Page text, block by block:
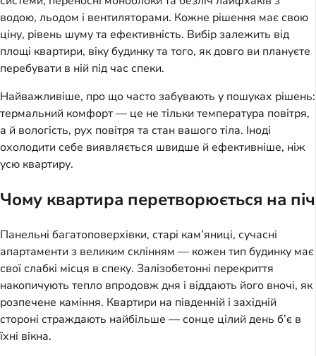
водою, льодом і вентиляторами. Кожне рішення має свою
ціну, рівень шуму та ефективність. Вибір залежить від
площі квартири, віку будинку та того, як довго ви плануєте
перебувати в ній під час спеки.
Найважливіше, про що часто забувають у пошуках рішень:
термальний комфорт — це не тільки температура повітря,
а й вологість, рух повітря та стан вашого тіла. Іноді
охолодити себе виявляється швидше й ефективніше, ніж
усю квартиру.
Чому квартира перетворюється на піч
Панельні багатоповерхівки, старі кам’яниці, сучасні
апартаменти з великим склінням — кожен тип будинку має
свої слабкі місця в спеку. Залізобетонні перекриття
накопичують тепло впродовж дня і віддають його вночі, як
розпечене каміння. Квартири на південній і західній
стороні страждають найбільше — сонце цілий день б’є в
їхні вікна.